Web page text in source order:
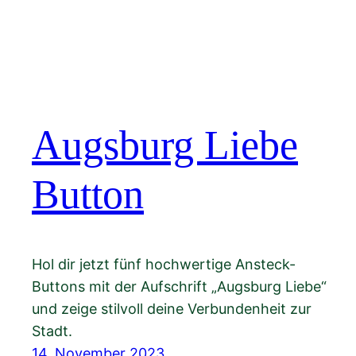
Augsburg Liebe
Button
Hol dir jetzt fünf hochwertige Ansteck-
Buttons mit der Aufschrift „Augsburg Liebe“
und zeige stilvoll deine Verbundenheit zur
Stadt.